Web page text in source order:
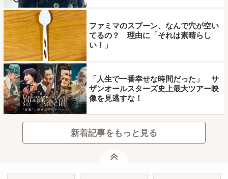
ファミマのスプーン、なんで穴が空い
てるの？ 理由に「それは素晴らし
い！」
「人生で一番幸せな時間だった」 サ
ザンオールスターズ史上最大ツアー映
像を見逃すな！
新着記事をもっと見る